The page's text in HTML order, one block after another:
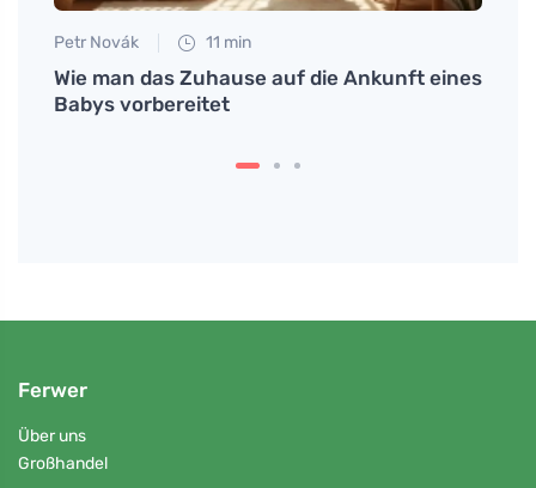
Petr Novák 11 min
Wie man das Zuhause auf die Ankunft eines
Babys vorbereitet
Ferwer
Über uns
Großhandel